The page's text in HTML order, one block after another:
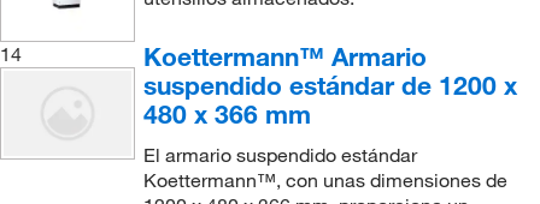
14
Koettermann™ Armario
suspendido estándar de 1200 x
480 x 366 mm
El armario suspendido estándar
Koettermann™, con unas dimensiones de